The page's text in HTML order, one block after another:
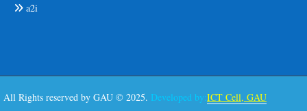
a2i
All Rights reserved by GAU © 2025. Developed by:ICT Cell, GAU